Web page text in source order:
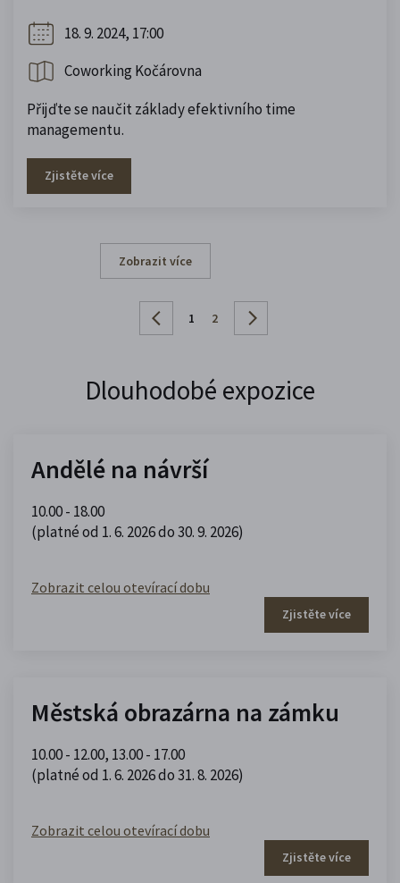
18. 9. 2024, 17:00
Coworking Kočárovna
Přijďte se naučit základy efektivního time
managementu.
Zjistěte více
Zobrazit více
1 2
Dlouhodobé expozice
Andělé na návrší
10.00 - 18.00
(platné od 1. 6. 2026 do 30. 9. 2026)
Zobrazit celou otevírací dobu
Zjistěte více
Městská obrazárna na zámku
10.00 - 12.00, 13.00 - 17.00
(platné od 1. 6. 2026 do 31. 8. 2026)
Zobrazit celou otevírací dobu
Zjistěte více